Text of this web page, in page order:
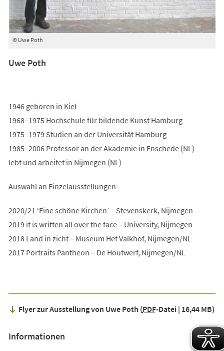
© Uwe Poth
Uwe Poth
1946 geboren in Kiel
1968–1975 Hochschule für bildende Kunst Hamburg
1975–1979 Studien an der Universität Hamburg
1985–2006 Professor an der Akademie in Enschede (NL)
lebt und arbeitet in Nijmegen (NL)
Auswahl an Einzelausstellungen
2020/21 ‘Eine schöne Kirchen’ – Stevenskerk, Nijmegen
2019 it is written all over the face – University, Nijmegen
2018 Land in zicht – Museum Het Valkhof, Nijmegen/NL
2017 Portraits Pantheon – De Houtwerf, Nijmegen/NL
Flyer zur Ausstellung von Uwe Poth PDF-Datei 16,44 MB
Informationen